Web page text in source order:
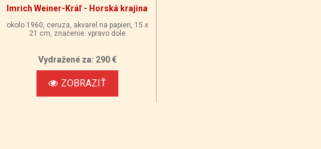
Imrich Weiner-Kráľ - Horská krajina
okolo 1960, ceruza, akvarel na papieri, 15 x
21 cm, značenie: vpravo dole
Vydražené za: 290 €
ZOBRAZIŤ